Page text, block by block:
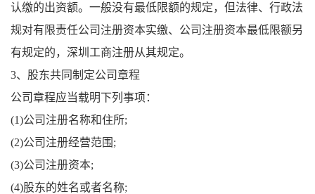
认缴的出资额。一般没有最低限额的规定，但法律、行政法
规对有限责任公司注册资本实缴、公司注册资本最低限额另
有规定的，深圳工商注册从其规定。
3、股东共同制定公司章程
公司章程应当载明下列事项：
(1)公司注册名称和住所;
(2)公司注册经营范围;
(3)公司注册资本;
(4)股东的姓名或者名称;